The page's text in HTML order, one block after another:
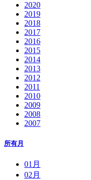
2020
2019
2018
2017
2016
2015
2014
2013
2012
2011
2010
2009
2008
2007
所有月
01月
02月